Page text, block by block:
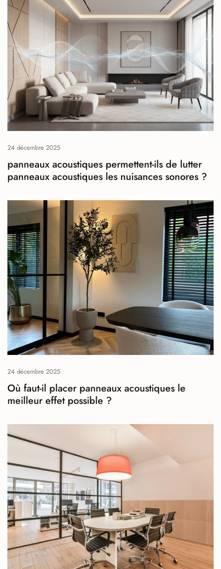
24 décembre 2025
panneaux acoustiques permettent-ils de lutter
panneaux acoustiques les nuisances sonores ?
24 décembre 2025
Où faut-il placer panneaux acoustiques le
meilleur effet possible ?